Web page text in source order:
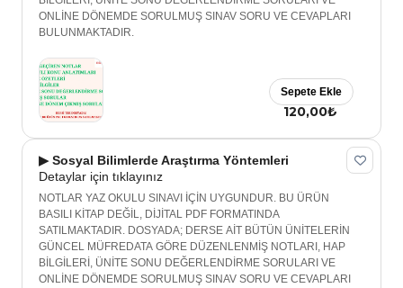
ONLİNE DÖNEMDE SORULMUŞ SINAV SORU VE CEVAPLARI
BULUNMAKTADIR.
120,00₺
Sepete Ekle
▶ Sosyal Bilimlerde Araştırma Yöntemleri
Detaylar için tıklayınız
NOTLAR YAZ OKULU SINAVI İÇİN UYGUNDUR. BU ÜRÜN
BASILI KİTAP DEĞİL, DİJİTAL PDF FORMATINDA
SATILMAKTADIR. DOSYADA; DERSE AİT BÜTÜN ÜNİTELERİN
GÜNCEL MÜFREDATA GÖRE DÜZENLENMİŞ NOTLARI, HAP
BİLGİLERİ, ÜNİTE SONU DEĞERLENDİRME SORULARI VE
ONLİNE DÖNEMDE SORULMUŞ SINAV SORU VE CEVAPLARI